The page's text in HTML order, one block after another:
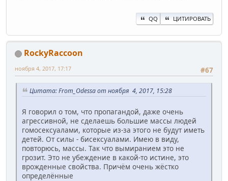
QQ ЦИТИРОВАТЬ
RockyRaccoon
#67
ноября 4, 2017, 17:17
Цитата: From_Odessa от ноября 4, 2017, 15:28
Я говорил о том, что пропагандой, даже очень
агрессивной, не сделаешь большие массы людей
гомосексуалами, которые из-за этого не будут иметь
детей. От силы - бисексуалами. Имею в виду,
повторюсь, массы. Так что вымиранием это не
грозит. Это не убеждение в какой-то истине, это
врожденные свойства. Причём очень жёстко
определённые